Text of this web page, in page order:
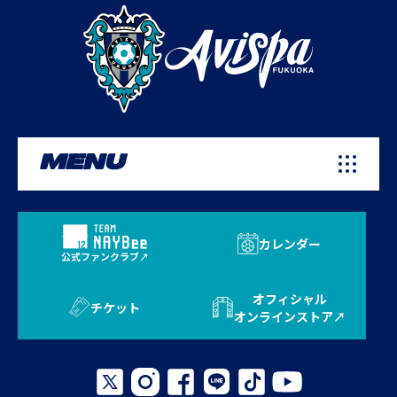
MENU
公式ファンクラブ
カレンダー
チケット
オフィシャル
オンラインストア